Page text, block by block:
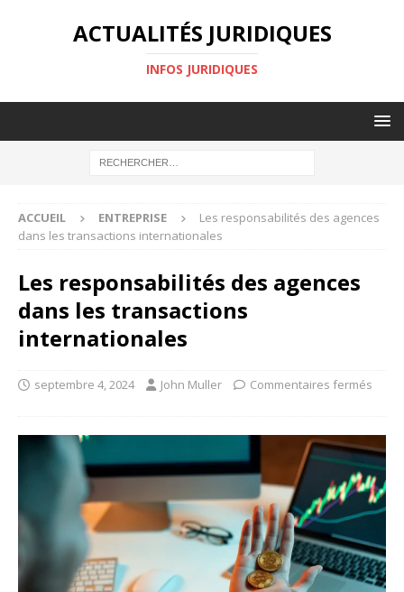
ACTUALITÉS JURIDIQUES
INFOS JURIDIQUES
ACCUEIL ENTREPRISE
Les responsabilités des agences
dans les transactions internationales
Les responsabilités des agences
dans les transactions
internationales
septembre 4, 2024 John Muller Commentaires fermés